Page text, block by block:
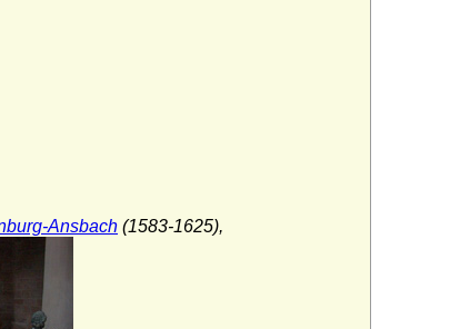
Ansbach (1583-1625),